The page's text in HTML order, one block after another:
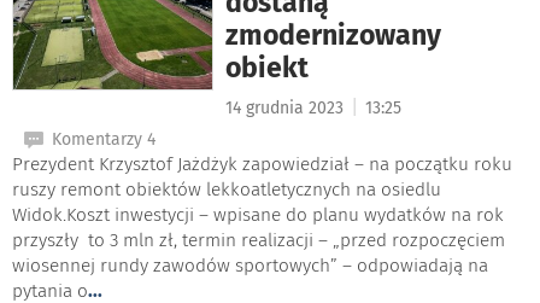
zmodernizowany
obiekt
14 grudnia 2023
13:25
Komentarzy 4
Prezydent Krzysztof Jażdżyk zapowiedział – na początku roku
ruszy remont obiektów lekkoatletycznych na osiedlu
Widok.Koszt inwestycji – wpisane do planu wydatków na rok
przyszły to 3 mln zł, termin realizacji – „przed rozpoczęciem
wiosennej rundy zawodów sportowych” – odpowiadają na
pytania o...